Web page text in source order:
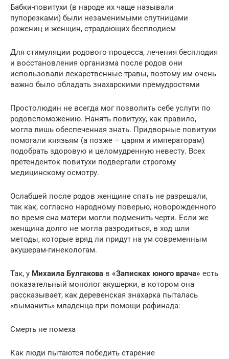
Бабки-повитухи (в народе их чаще называли
пупорезками) были незаменимыми спутницами
рожениц и женщин, страдающих бесплодием
Для стимуляции родового процесса, лечения бесплодия
и восстановления организма после родов они
использовали лекарственные травы, поэтому им очень
важно было обладать знахарскими премудростями
Простолюдин не всегда мог позволить себе услуги по
родовспоможению. Нанять повитуху, как правило,
могла лишь обеспеченная знать. Придворные повитухи
помогали князьям (а позже – царям и императорам)
подобрать здоровую и целомудренную невесту. Всех
претенденток повитухи подвергали строгому
медицинскому осмотру.
Ослабшей после родов женщине спать не разрешали,
так как, согласно народному поверью, новорожденного
во время сна матери могли подменить черти. Если же
женщина долго не могла разродиться, в ход шли
методы, которые вряд ли придут на ум современным
акушерам-гинекологам.
Так, у Михаила Булгакова в «Записках юного врача» есть
показательный монолог акушерки, в котором она
рассказывает, как деревенская знахарка пыталась
«выманить» младенца при помощи рафинада:
Смерть не помеха
Как люди пытаются победить старение